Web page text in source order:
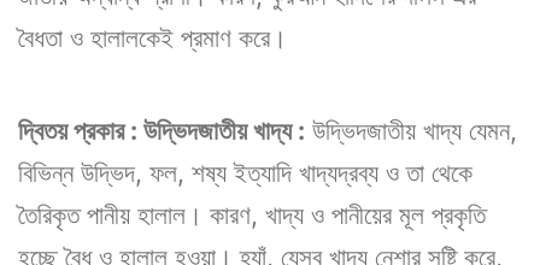
বৈধতা ও হালালকেই প্রমাণ করে।
দ্বিতয় প্রকার : উদ্ভিদজাতীয় খাদ্য : উদ্ভিদজাতীয় খাদ্য যেমন,
বিভিন্ন উদ্ভিদ, ফল, শষ্য ইত্যাদি খাদ্যদ্রব্য ও তা থেকে
তৈরিকৃত পানীয় হালাল। কারণ, খাদ্য ও পানীয়ের মূল প্রকৃতি
হচ্ছে বৈধ ও হালাল হওয়া। হ্যাঁ, যেসব খাদ্য নেশার সৃষ্টি করে,